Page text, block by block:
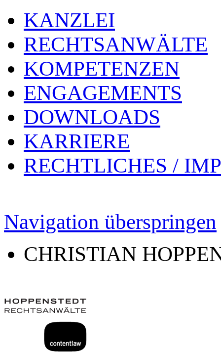
KANZLEI
RECHTSANWÄLTE
KOMPETENZEN
ENGAGEMENTS
DOWNLOADS
KARRIERE
RECHTLICHES /
Navigation überspringen
CHRISTIAN